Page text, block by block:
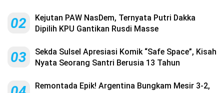
02
Kejutan PAW NasDem, Ternyata Putri Dakka
Dipilih KPU Gantikan Rusdi Masse
03
Sekda Sulsel Apresiasi Komik “Safe Space”, Kisah
Nyata Seorang Santri Berusia 13 Tahun
Remontada Epik! Argentina Bungkam Mesir 3-2,